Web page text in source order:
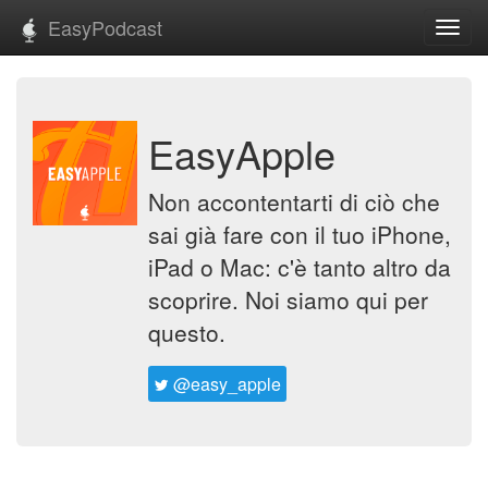
EasyPodcast
EasyApple
Non accontentarti di ciò che
sai già fare con il tuo iPhone,
iPad o Mac: c'è tanto altro da
scoprire. Noi siamo qui per
questo.
@easy_apple